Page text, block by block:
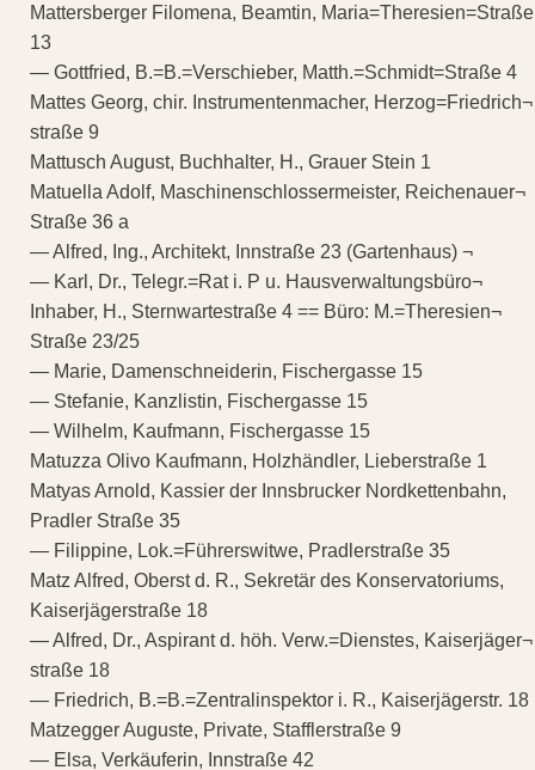
Mattersberger Filomena, Beamtin, Maria=Theresien=Straße
13
— Gottfried, B.=B.=Verschieber, Matth.=Schmidt=Straße 4
Mattes Georg, chir. Instrumentenmacher, Herzog=Friedrich¬
straße 9
Mattusch August, Buchhalter, H., Grauer Stein 1
Matuella Adolf, Maschinenschlossermeister, Reichenauer¬
Straße 36 a
— Alfred, Ing., Architekt, Innstraße 23 (Gartenhaus) ¬
— Karl, Dr., Telegr.=Rat i. P u. Hausverwaltungsbüro¬
Inhaber, H., Sternwartestraße 4 == Büro: M.=Theresien¬
Straße 23/25
— Marie, Damenschneiderin, Fischergasse 15
— Stefanie, Kanzlistin, Fischergasse 15
— Wilhelm, Kaufmann, Fischergasse 15
Matuzza Olivo Kaufmann, Holzhändler, Lieberstraße 1
Matyas Arnold, Kassier der Innsbrucker Nordkettenbahn,
Pradler Straße 35
— Filippine, Lok.=Führerswitwe, Pradlerstraße 35
Matz Alfred, Oberst d. R., Sekretär des Konservatoriums,
Kaiserjägerstraße 18
— Alfred, Dr., Aspirant d. höh. Verw.=Dienstes, Kaiserjäger¬
straße 18
— Friedrich, B.=B.=Zentralinspektor i. R., Kaiserjägerstr. 18
Matzegger Auguste, Private, Stafflerstraße 9
— Elsa, Verkäuferin, Innstraße 42